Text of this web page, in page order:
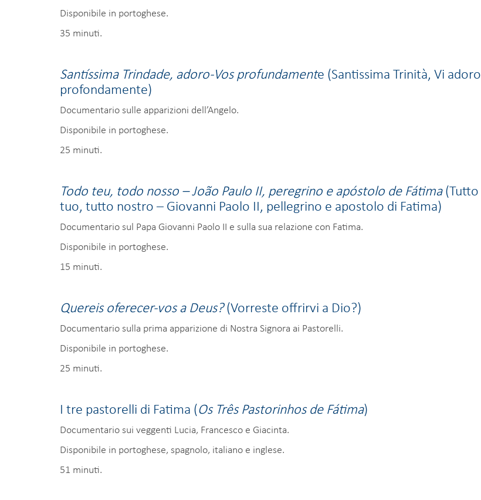
Disponibile in portoghese.
35 minuti.
Santíssima Trindade, adoro-Vos profundamente (Santissima Trinità, Vi adoro
profondamente)
Documentario sulle apparizioni dell’Angelo.
Disponibile in portoghese.
25 minuti.
Todo teu, todo nosso – João Paulo II, peregrino e apóstolo de Fátima(Tutto
tuo, tutto nostro – Giovanni Paolo II, pellegrino e apostolo di Fatima)
Documentario sul Papa Giovanni Paolo II e sulla sua relazione con Fatima.
Disponibile in portoghese.
15 minuti.
Quereis oferecer-vos a Deus?(Vorreste offrirvi a Dio?)
Documentario sulla prima apparizione di Nostra Signora ai Pastorelli.
Disponibile in portoghese.
25 minuti.
I tre pastorelli di Fatima (Os Três Pastorinhos de Fátima)
Documentario sui veggenti Lucia, Francesco e Giacinta.
Disponibile in portoghese, spagnolo, italiano e inglese.
51 minuti.